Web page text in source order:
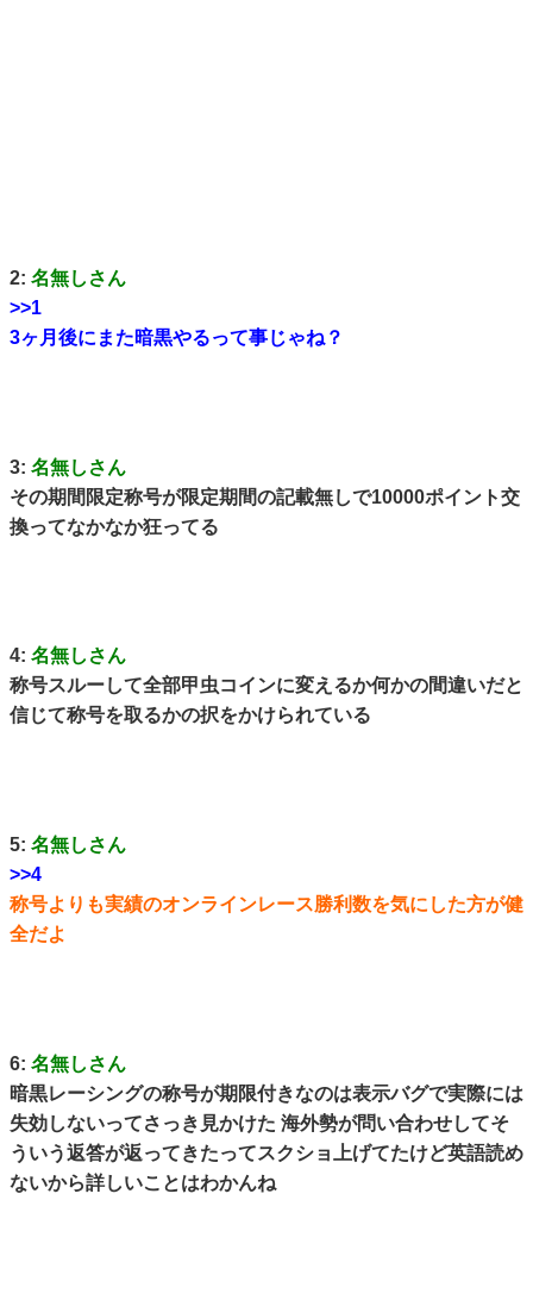
2: 名無しさん
>>1
3ヶ月後にまた暗黒やるって事じゃね？
3: 名無しさん
その期間限定称号が限定期間の記載無しで10000ポイント交
換ってなかなか狂ってる
4: 名無しさん
称号スルーして全部甲虫コインに変えるか何かの間違いだと
信じて称号を取るかの択をかけられている
5: 名無しさん
>>4
称号よりも実績のオンラインレース勝利数を気にした方が健
全だよ
6: 名無しさん
暗黒レーシングの称号が期限付きなのは表示バグで実際には
失効しないってさっき見かけた 海外勢が問い合わせしてそ
ういう返答が返ってきたってスクショ上げてたけど英語読め
ないから詳しいことはわかんね